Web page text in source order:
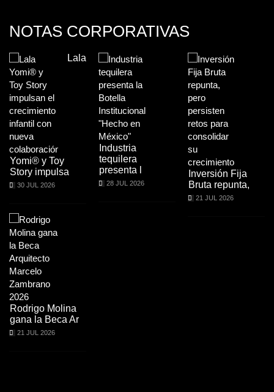
NOTAS CORPORATIVAS
Lala
Yomi® y Toy
Story impulsa
30 JUL 2026
Rodrigo Molina
gana la Beca Ar
21 JUL 2026
Industria
tequilera
presenta l
28 JUL 2026
Inversión Fija
Bruta repunta,
21 JUL 2026